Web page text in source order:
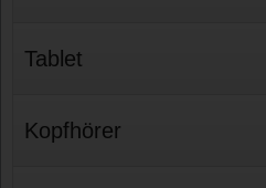
Tablet
Kopfhörer